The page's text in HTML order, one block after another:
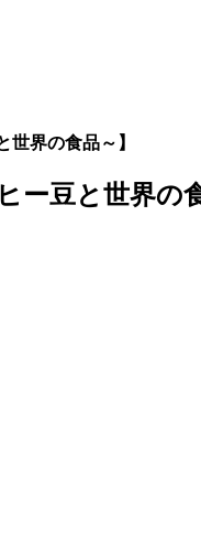
世界の食品～】
ー豆と世界の